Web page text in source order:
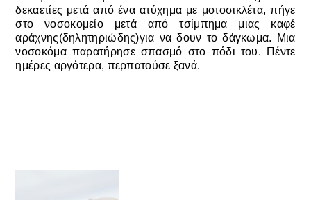
δεκαετίες μετά από ένα ατύχημα με μοτοσικλέτα, πήγε
στο νοσοκομείο μετά από τσίμπημα μιας καφέ
αράχνης(δηλητηριώδης)για να δουν το δάγκωμα. Μια
νοσοκόμα παρατήρησε σπασμό στο πόδι του.
Πέντε
ημέρες αργότερα, περπατούσε ξανά.